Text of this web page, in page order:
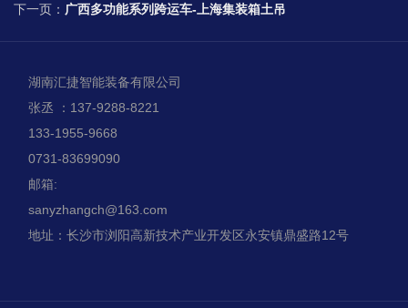
下一页： 广西多功能系列跨运车-上海集装箱土吊
湖南汇捷智能装备有限公司
张丞 ：137-9288-8221
133-1955-9668
0731-83699090
邮箱:
sanyzhangch@163.com
地址：长沙市浏阳高新技术产业开发区永安镇鼎盛路12号